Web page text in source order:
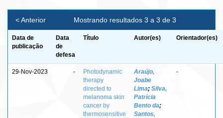
Mostrando resultados 3 a 3 de 3
< Anterior
Data de
publicação
Data
de
defesa
Título Autor(es) Orientador(es)
29-Nov-2023 -
Photodynamic
therapy
directed to
melanoma skin
cancer by
thermosensitive
Araújo,
Joabe
Lima; Silva,
Patrícia
Bento da;
Santos,
-